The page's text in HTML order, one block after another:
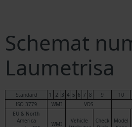
Schemat
Laumetrisa
Standard 1 2 3 4 5 6 7 8 9 10
ISO 3779
WMI VDS
EU & North
America
WMI
Vehicle
Check
Model